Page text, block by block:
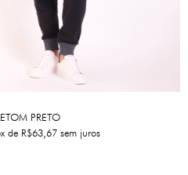
PRETO
x de R$63,67 sem juros